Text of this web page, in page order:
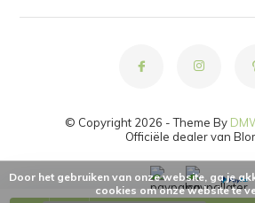
© Copyright 2026 - Theme By
Officiële dealer van
Door het gebruiken van onze website, ga je
cookies om onze website te